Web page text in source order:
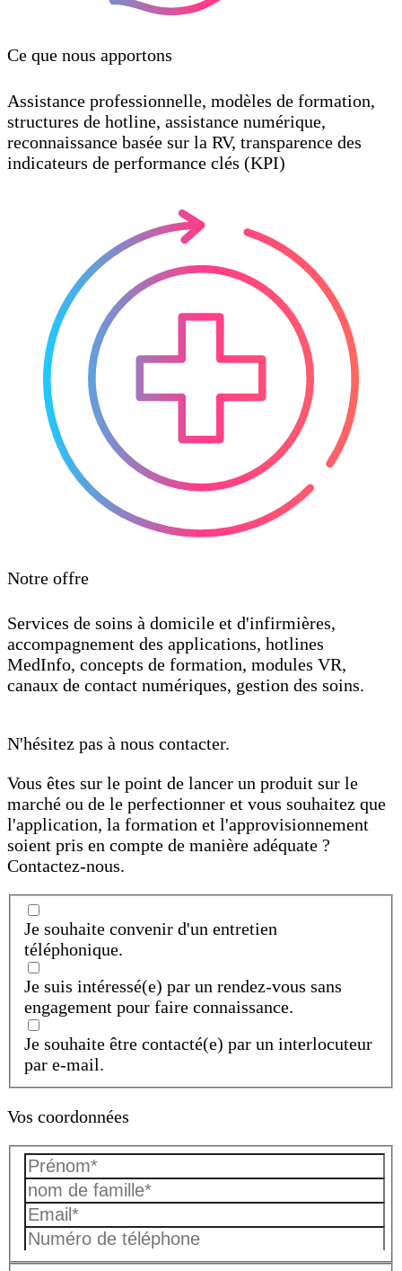
Ce que nous apportons
Assistance professionnelle, modèles de formation,
structures de hotline, assistance numérique,
reconnaissance basée sur la RV, transparence des
indicateurs de performance clés (KPI)
Notre offre
Services de soins à domicile et d'infirmières,
accompagnement des applications, hotlines
MedInfo, concepts de formation, modules VR,
canaux de contact numériques, gestion des soins.
N'hésitez pas à nous contacter.
Vous êtes sur le point de lancer un produit sur le
marché ou de le perfectionner et vous souhaitez que
l'application, la formation et l'approvisionnement
soient pris en compte de manière adéquate ?
Contactez-nous.
Je souhaite convenir d'un entretien
téléphonique.
Je suis intéressé(e) par un rendez-vous sans
engagement pour faire connaissance.
Je souhaite être contacté(e) par un interlocuteur
par e-mail.
Vos coordonnées